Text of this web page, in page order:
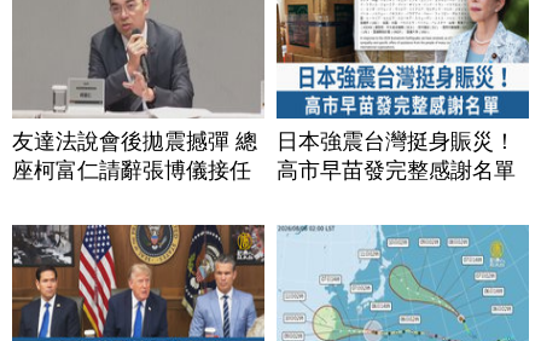
友達法說會後拋震撼彈 總
座柯富仁請辭張博儀接任
日本強震台灣挺身賑災！
高市早苗發完整感謝名單